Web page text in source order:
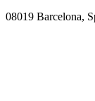
08019 Barcelona,